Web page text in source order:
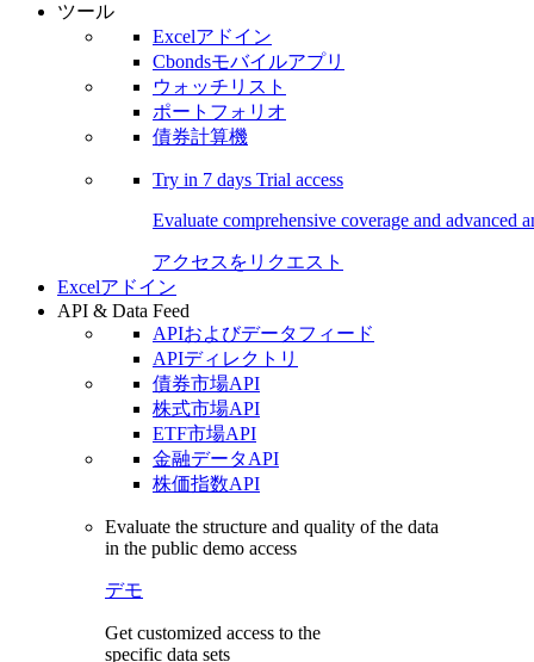
ツール
Excelアドイン
Cbondsモバイルアプリ
ウォッチリスト
ポートフォリオ
債券計算機
Try in 7 days Trial access
Evaluate comprehensive coverage and advanced
アクセスをリクエスト
Excelアドイン
API & Data Feed
APIおよびデータフィード
APIディレクトリ
債券市場API
株式市場API
ETF市場API
金融データAPI
株価指数API
Evaluate the structure and quality of the data
in the public demo access
デモ
Get customized access to the
specific data sets